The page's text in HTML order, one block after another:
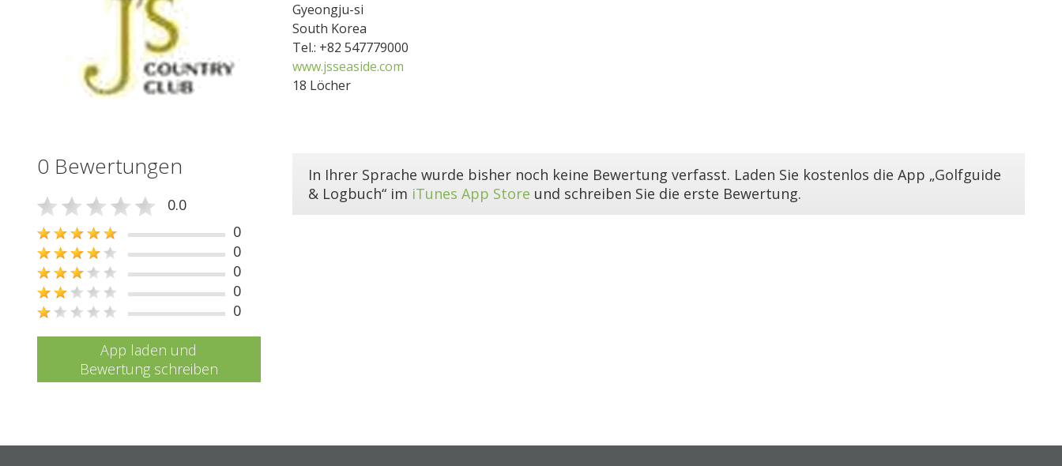
Gyeongju-si
South Korea
Tel.: +82 547779000
www.jsseaside.com
18 Löcher
0 Bewertungen
0.0
0
0
0
0
0
App laden und
Bewertung schreiben
In Ihrer Sprache wurde bisher noch keine Bewertung verfasst. Laden Sie kostenlos die App „Golfguide
& Logbuch“ im iTunes App Store und schreiben Sie die erste Bewertung.